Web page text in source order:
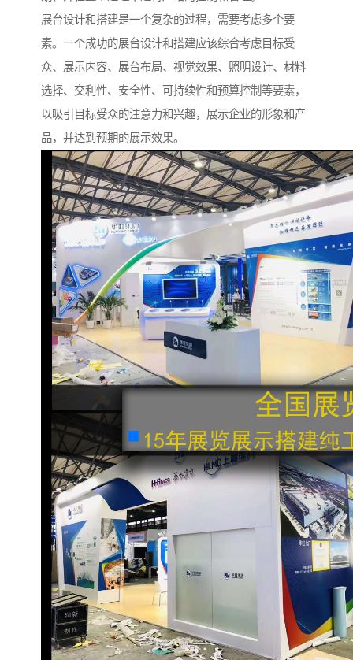
展台设计和搭建是一个复杂的过程，需要考虑多个要
素。一个成功的展台设计和搭建应该综合考虑目标受
众、展示内容、展台布局、视觉效果、照明设计、材料
选择、交利性、安全性、可持续性和预算控制等要素，
以吸引目标受众的注意力和兴趣，展示企业的形象和产
品，并达到预期的展示效果。